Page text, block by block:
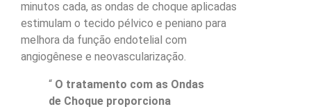
minutos cada, as ondas de choque aplicadas
estimulam o tecido pélvico e peniano para
melhora da função endotelial com
angiogênese e neovascularização.
“ O tratamento com as Ondas
de Choque proporciona